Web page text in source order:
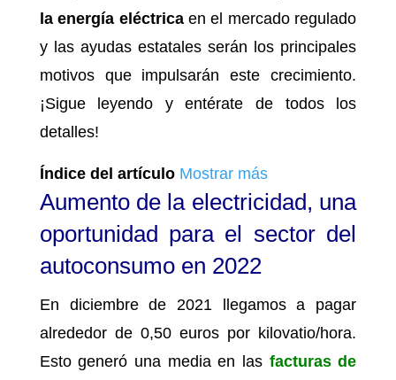
la energía eléctricaen el mercado regulado
y las ayudas estatales serán los principales
motivos que impulsarán este crecimiento.
¡Sigue leyendo y entérate de todos los
detalles!
Índice del artículo Mostrar más
Aumento de la electricidad, una
oportunidad para el sector del
autoconsumo en 2022
En diciembre de 2021 llegamos a pagar
alrededor de 0,50 euros por kilovatio/hora.
Esto generó una media en lasfacturas de